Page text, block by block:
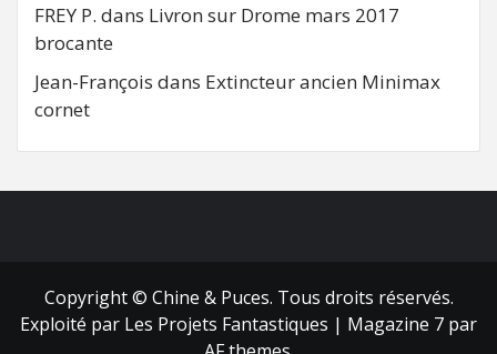
FREY P. dans Livron sur Drome mars 2017
brocante
Jean-François dans Extincteur ancien Minimax
cornet
Copyright © Chine & Puces. Tous droits réservés.
Exploité par Les Projets Fantastiques | Magazine 7 par